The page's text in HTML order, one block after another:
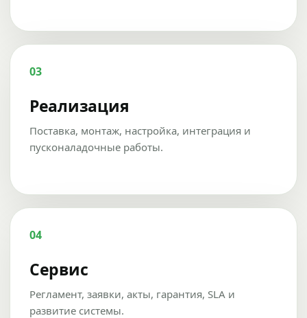
03
Реализация
Поставка, монтаж, настройка, интеграция и
пусконаладочные работы.
04
Сервис
Регламент, заявки, акты, гарантия, SLA и
развитие системы.